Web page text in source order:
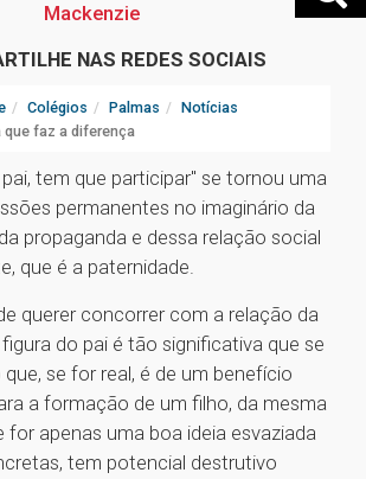
Mackenzie
NAS REDES SOCIAIS
Colégios Palmas
Notícias
que faz a diferença
tem que participar" se tornou uma
permanentes no imaginário da
propaganda e dessa relação social
que é a paternidade.
querer concorrer com a relação da
do pai é tão significativa que se
se for real, é de um benefício
a formação de um filho, da mesma
for apenas uma boa ideia esvaziada
tem potencial destrutivo